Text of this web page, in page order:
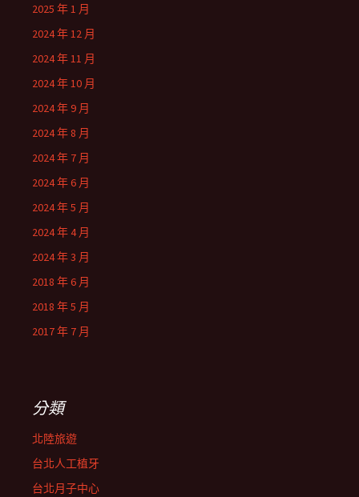
2025 年 1 月
2024 年 12 月
2024 年 11 月
2024 年 10 月
2024 年 9 月
2024 年 8 月
2024 年 7 月
2024 年 6 月
2024 年 5 月
2024 年 4 月
2024 年 3 月
2018 年 6 月
2018 年 5 月
2017 年 7 月
分類
北陸旅遊
台北人工植牙
台北月子中心